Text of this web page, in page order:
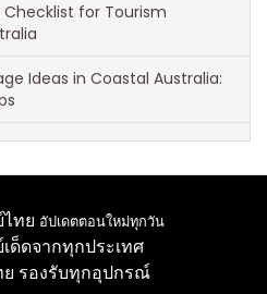
for Tourism
Ideas in Coastal Australia:
ทย อัปเดตตอนใหม่ทุกวัน
ด็ดจากทุกประเทศ
รองรับทุกอุปกรณ์